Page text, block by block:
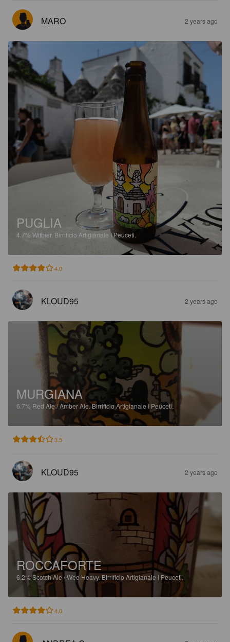
MARO 2 years ago
PUGLIA
4.7% Witbier. Birrificio Artigianale I Peuceti.
4.0
KLOUD95 2 years ago
MURGIANA
6.7% Red Ale / Amber Ale.Birrificio Artigianale I Peuceti.
3.5
KLOUD95 2 years ago
ROCCAFORTE
6.2%Scotch Ale / Wee Heavy.Birrificio Artigianale I Peuceti.
4.0